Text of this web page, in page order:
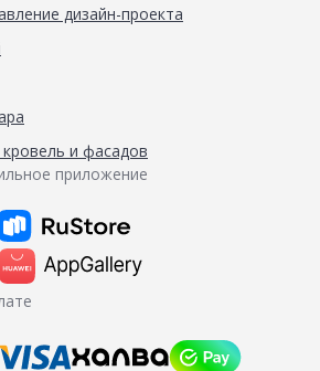
дизайн-проекта
и фасадов
приложение